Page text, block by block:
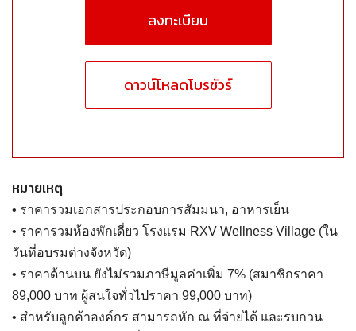
ลงทะเบียน
ดาวน์โหลดโบรชัวร์
หมายเหตุ
• ราคารวมเอกสารประกอบการสัมมนา, อาหารเย็น
• ราคารวมห้องพักเดี่ยว โรงแรม RXV Wellness Village (ใน
วันที่อบรมต่างจังหวัด)
• ราคาด้านบน ยังไม่รวมภาษีมูลค่าเพิ่ม 7% (สมาชิกราคา
89,000 บาท ผู้สนใจทั่วไปราคา 99,000 บาท)
• สำหรับลูกค้าองค์กร สามารถหัก ณ ที่จ่ายได้ และรบกวน